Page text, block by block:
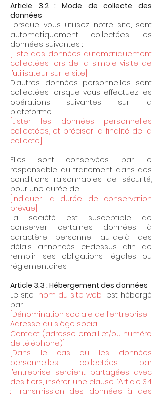
Article 3.2 : Mode de collecte des
données
Lorsque vous utilisez notre site, sont
automatiquement collectées les
données suivantes :
[Liste des données automatiquement
collectées lors de la simple visite de
l’utilisateur sur le site]
D’autres données personnelles sont
collectées lorsque vous effectuez les
opérations suivantes sur la
plateforme :
[Lister les données personnelles
collectées, et préciser la finalité de la
collecte]
Elles sont conservées par le
responsable du traitement dans des
conditions raisonnables de sécurité,
pour une durée de :
[Indiquer la durée de conservation
prévue]
La société est susceptible de
conserver certaines données à
caractère personnel au-delà des
délais annoncés ci-dessus afin de
remplir ses obligations légales ou
réglementaires.
Article 3.3 : Hébergement des données
Le site [nom du site web] est hébergé
par :
[Dénomination sociale de l’entreprise
Adresse du siège social
Contact (adresse email et/ou numéro
de téléphone)]
[Dans le cas ou les données
personnelles collectées par
l’entreprise seraient partagées avec
des tiers, insérer une clause “Article 3.4
: Transmission des données à des